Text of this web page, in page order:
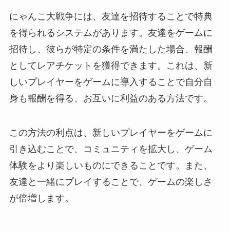
にゃんこ大戦争には、友達を招待することで特典
を得られるシステムがあります。友達をゲームに
招待し、彼らが特定の条件を満たした場合、報酬
としてレアチケットを獲得できます。これは、新
しいプレイヤーをゲームに導入することで自分自
身も報酬を得る、お互いに利益のある方法です。
この方法の利点は、新しいプレイヤーをゲームに
引き込むことで、コミュニティを拡大し、ゲーム
体験をより楽しいものにできることです。また、
友達と一緒にプレイすることで、ゲームの楽しさ
が倍増します。